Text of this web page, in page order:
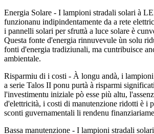
Energia Solare - I lampioni stradali solari à
funzionanu indipindentamente da a rete
i pannelli solari per sfruttà a luce solare è
Questa fonte d'energia rinnuvevule ùn solu
fonti d'energia tradiziunali, ma cuntribuisce
ambientale.
Risparmiu di i costi - À longu andà, i
a serie Talos II ponu purtà à risparmi
l'investimentu iniziale pò esse più altu,
d'elettricità, i costi di manutenzione ridotti è i
sconti guvernamentali li rendenu
Bassa manutenzione - I lampioni stradali